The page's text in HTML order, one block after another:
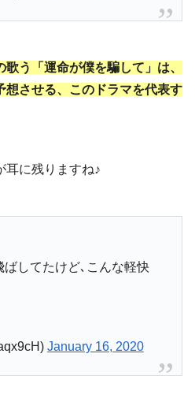
う「運命が僕を騙して」は、
想させる、このドラマを代表す
耳に残りますね♪
してたけど､こんな軽快
January 16, 2020